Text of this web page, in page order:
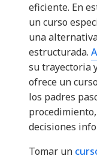
eficiente. En
un curso
una
estructurada.
su trayectoria
ofrece un
los padres
decisiones
Tomar un